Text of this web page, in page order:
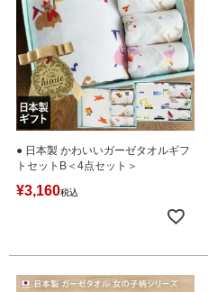
● 日本製 かわいいガーゼタオルギフ
トセットB＜4点セット＞
¥3,160税込